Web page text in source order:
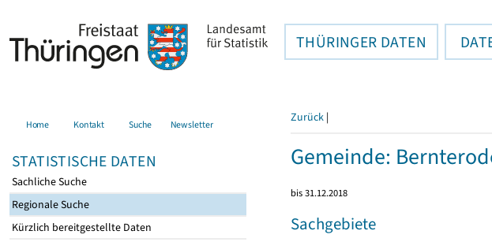
THÜRINGER DATEN
Home Kontakt Suche Newsletter
STATISTISCHE DATEN
Sachliche Suche
Regionale Suche
Kürzlich bereitgestellte Daten
Zurück |
Gemeinde:
bis 31.12.2018
Sachgebiete